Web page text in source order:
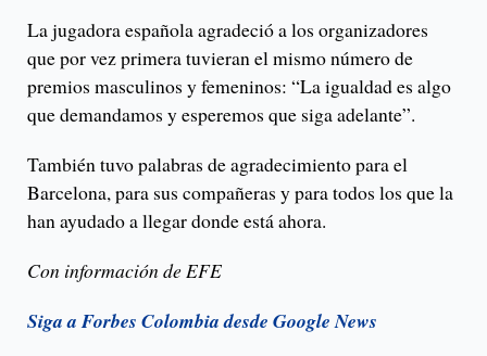
La jugadora española agradeció a los organizadores
que por vez primera tuvieran el mismo número de
premios masculinos y femeninos: “La igualdad es algo
que demandamos y esperemos que siga adelante”.
También tuvo palabras de agradecimiento para el
Barcelona, para sus compañeras y para todos los que la
han ayudado a llegar donde está ahora.
Con información de EFE
Siga a Forbes Colombia desde Google News